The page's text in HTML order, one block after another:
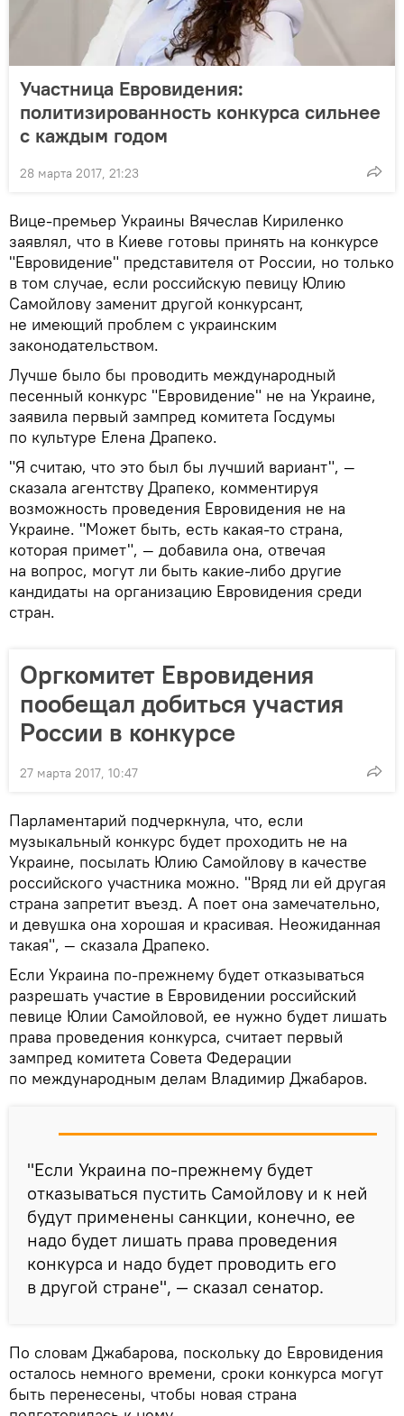
Участница Евровидения:
политизированность конкурса сильнее
с каждым годом
28 марта 2017, 21:23
Вице-премьер Украины Вячеслав Кириленко
заявлял, что в Киеве готовы принять на конкурсе
"Евровидение" представителя от России, но только
в том случае, если российскую певицу Юлию
Самойлову заменит другой конкурсант,
не имеющий проблем с украинским
законодательством.
Лучше было бы проводить международный
песенный конкурс "Евровидение" не на Украине,
заявила первый зампред комитета Госдумы
по культуре Елена Драпеко.
"Я считаю, что это был бы лучший вариант", —
сказала агентству Драпеко, комментируя
возможность проведения Евровидения не на
Украине. "Может быть, есть какая-то страна,
которая примет", — добавила она, отвечая
на вопрос, могут ли быть какие-либо другие
кандидаты на организацию Евровидения среди
стран.
Оргкомитет Евровидения
пообещал добиться участия
России в конкурсе
27 марта 2017, 10:47
Парламентарий подчеркнула, что, если
музыкальный конкурс будет проходить не на
Украине, посылать Юлию Самойлову в качестве
российского участника можно. "Вряд ли ей другая
страна запретит въезд. А поет она замечательно,
и девушка она хорошая и красивая. Неожиданная
такая", — сказала Драпеко.
Если Украина по-прежнему будет отказываться
разрешать участие в Евровидении российский
певице Юлии Самойловой, ее нужно будет лишать
права проведения конкурса, считает первый
зампред комитета Совета Федерации
по международным делам Владимир Джабаров.
"Если Украина по-прежнему будет
отказываться пустить Самойлову и к ней
будут применены санкции, конечно, ее
надо будет лишать права проведения
конкурса и надо будет проводить его
в другой стране", — сказал сенатор.
По словам Джабарова, поскольку до Евровидения
осталось немного времени, сроки конкурса могут
быть перенесены, чтобы новая страна